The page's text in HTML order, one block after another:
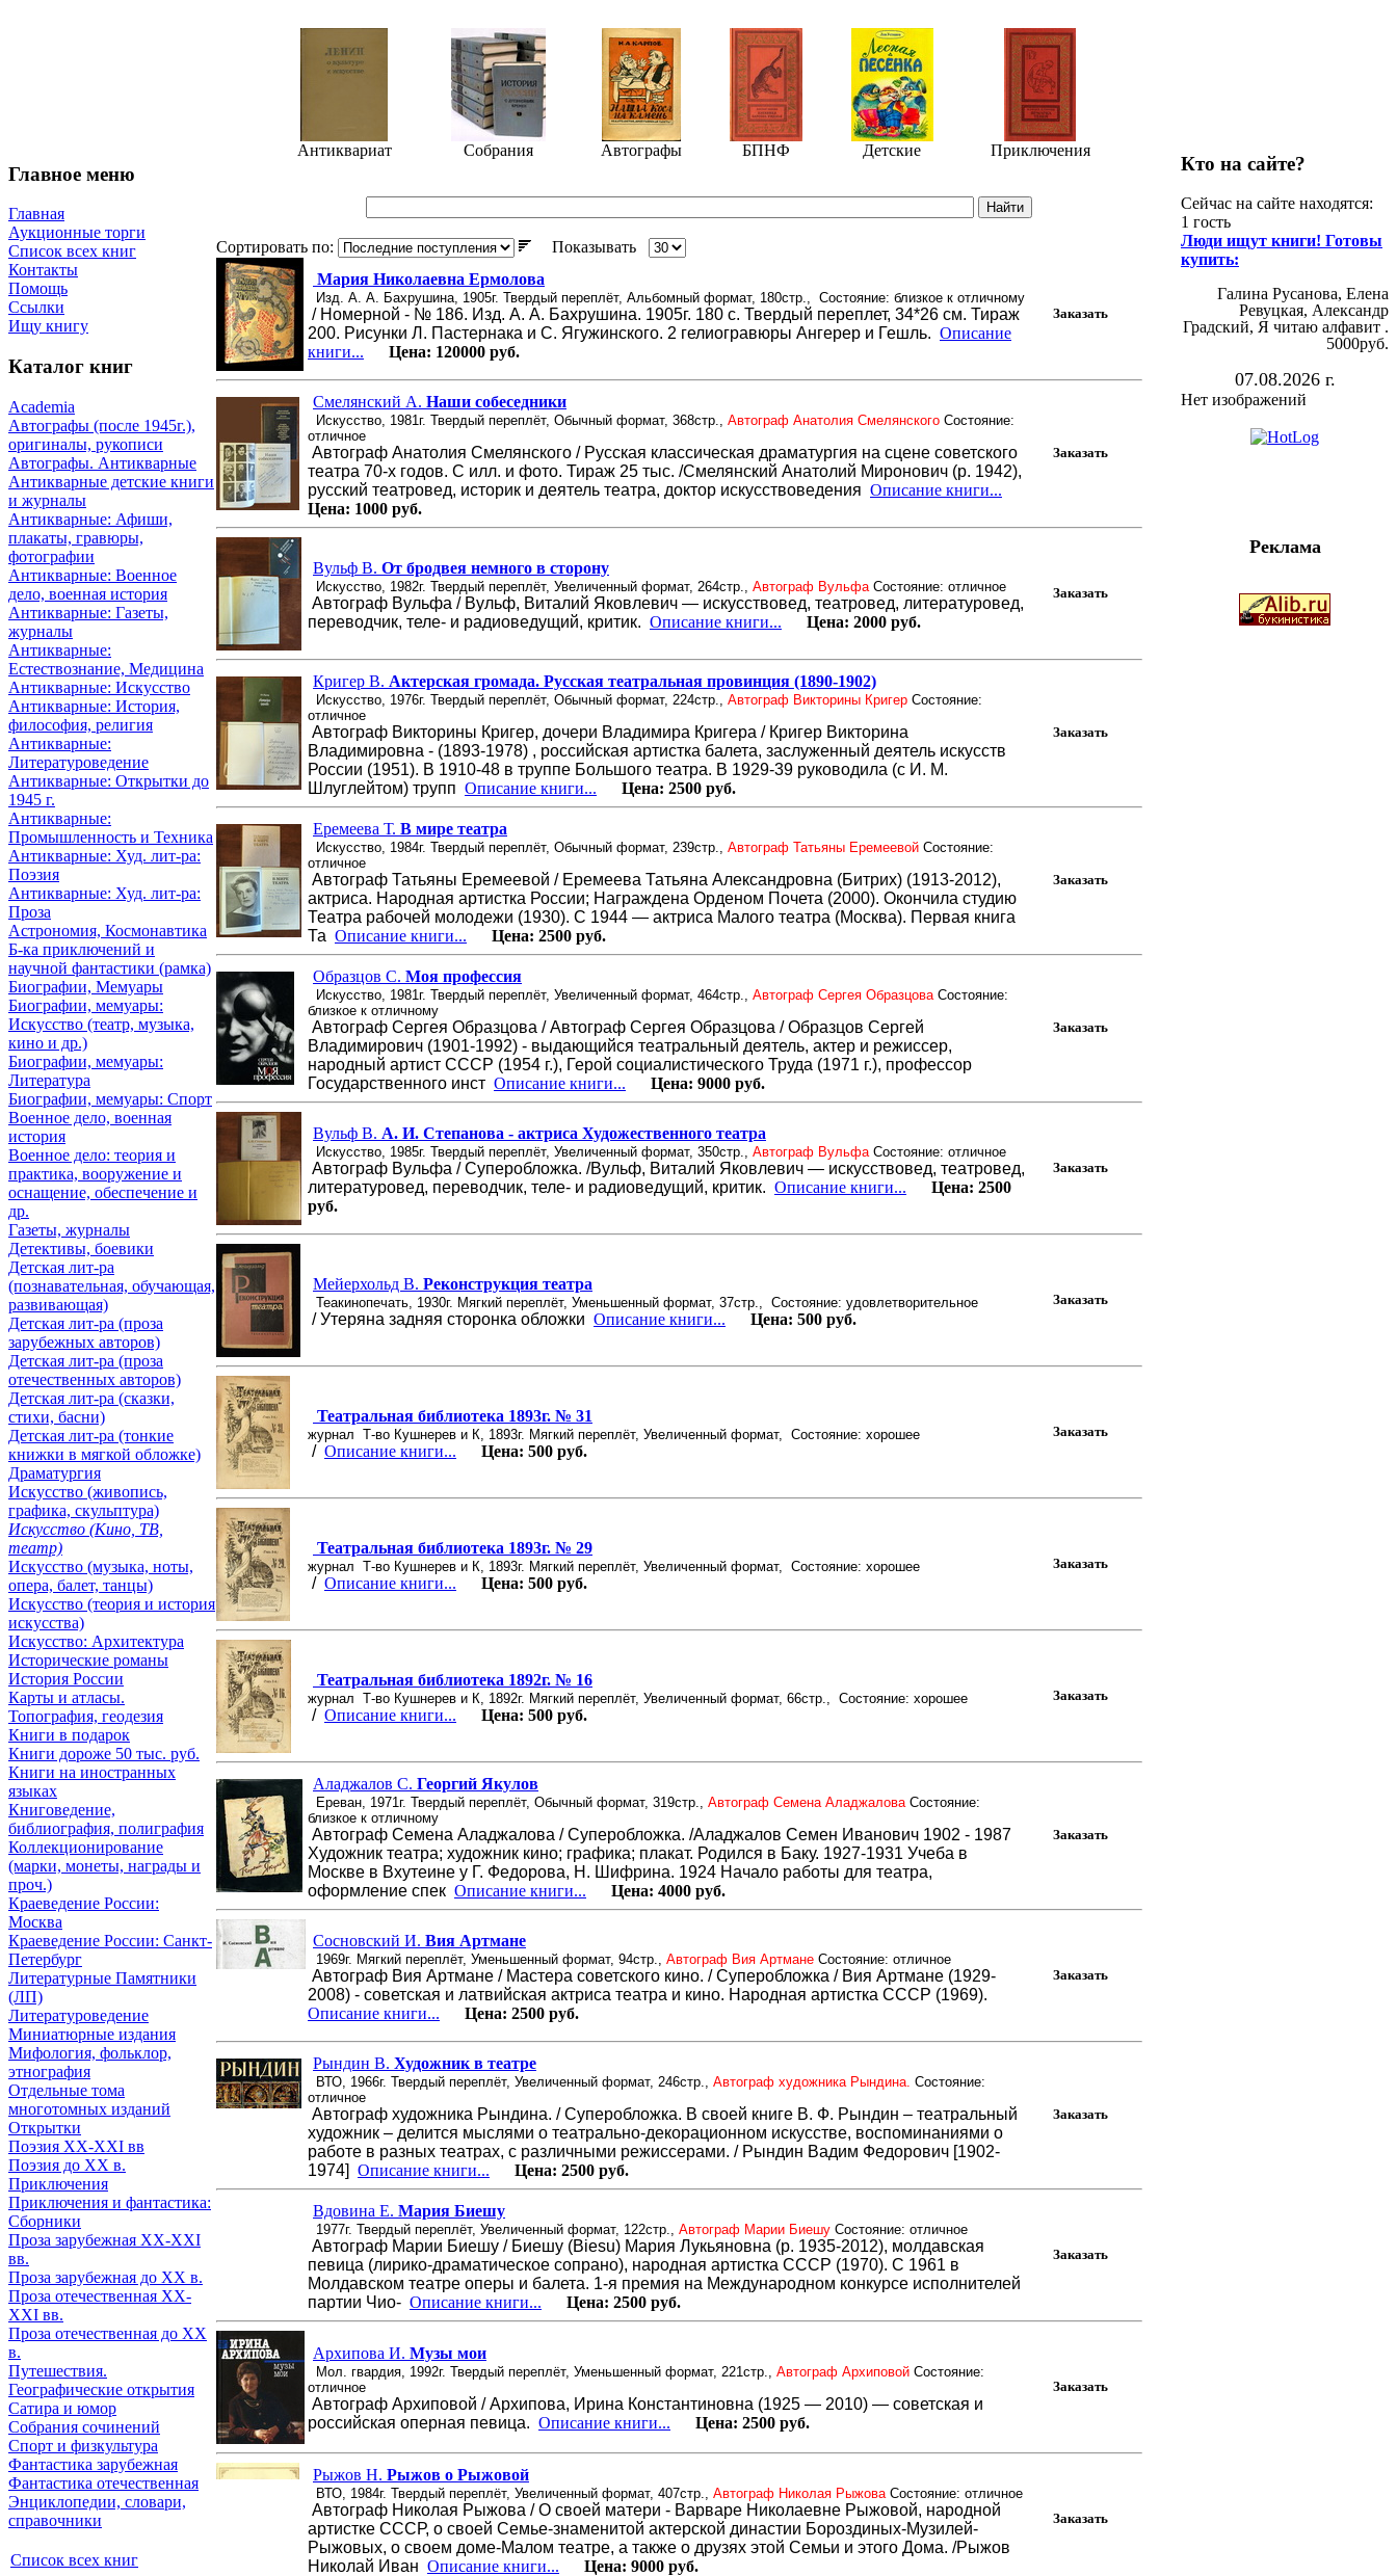
Главное меню
Главная
Аукционные торги
Список всех книг
Контакты
Помощь
Ссылки
Ищу книгу
Каталог книг
Academia
Автографы (после 1945г.),
оригиналы, рукописи
Автографы. Антикварные
Антикварные детские книги
и журналы
Антикварные: Афиши,
плакаты, гравюры,
фотографии
Антикварные: Военное
дело, военная история
Антикварные: Газеты,
журналы
Антикварные:
Естествознание, Медицина
Антикварные: Искусство
Антикварные: История,
философия, религия
Антикварные:
Литературоведение
Антикварные: Открытки до
1945 г.
Антикварные:
Промышленность и Техника
Антикварные: Худ. лит-ра:
Поэзия
Антикварные: Худ. лит-ра:
Проза
Астрономия, Космонавтика
Б-ка приключений и
научной фантастики (рамка)
Биографии, Мемуары
Биографии, мемуары:
Искусство (театр, музыка,
кино и др.)
Биографии, мемуары:
Литература
Биографии, мемуары: Спорт
Военное дело, военная
история
Военное дело: теория и
практика, вооружение и
оснащение, обеспечение и
др.
Газеты, журналы
Детективы, боевики
Детская лит-ра
(познавательная, обучающая,
развивающая)
Детская лит-ра (проза
зарубежных авторов)
Детская лит-ра (проза
отечественных авторов)
Детская лит-ра (сказки,
стихи, басни)
Детская лит-ра (тонкие
книжки в мягкой обложке)
Драматургия
Искусствo (живопись,
графика, скульптура)
Искусствo (Кино, ТВ,
театр)
Искусствo (музыка, ноты,
опера, балет, танцы)
Искусствo (теория и история
искусства)
Искусство: Архитектура
Исторические романы
История России
Карты и атласы.
Топография, геодезия
Книги в подарок
Книги дороже 50 тыс. руб.
Книги на иностранных
языках
Книговедение,
библиография, полиграфия
Коллекционирование
(марки, монеты, награды и
проч.)
Краеведение России:
Москва
Краеведение России: Санкт-
Петербург
Литературные Памятники
(ЛП)
Литературоведение
Миниатюрные издания
Мифология, фольклор,
этнография
Отдельные тома
многотомных изданий
Открытки
Поэзия XX-XXI вв
Поэзия до XX в.
Приключения
Приключения и фантастика:
Сборники
Проза зарубежная XX-XXI
вв.
Проза зарубежная до XX в.
Проза отечественная XX-
XXI вв.
Проза отечественная до XX
в.
Путешествия.
Географические открытия
Сатира и юмор
Собрания сочинений
Спорт и физкультура
Фантастика зарубежная
Фантастика отечественная
Энциклопедии, cловари,
справочники
Список всех книг
Антиквариат Собрания Автографы БПНФ Детские Приключения
Сортировать по:
Показывать
Мария Николаевна Ермолова
Изд. А. А. Бахрушина, 1905г. Твердый переплёт, Альбомный формат, 180стр., Состояние: близкое к отличному
/ Номерной - № 186. Изд. А. А. Бахрушина. 1905г. 180 с. Твердый переплет, 34*26 см. Тираж
200. Рисунки Л. Пастернака и С. Ягужинского. 2 гелиогравюры Ангерер и Гешль. Описание
книги... Цена: 120000 руб.
Смелянский А. Наши собеседники
Искусство, 1981г. Твердый переплёт, Обычный формат, 368стр., Автограф Анатолия Смелянского Состояние:
отличное
Автограф Анатолия Смелянского / Русская классическая драматургия на сцене советского
театра 70-х годов. С илл. и фото. Тираж 25 тыс. /Смелянский Анатолий Миронович (р. 1942),
русский театровед, историк и деятель театра, доктор искусствоведения Описание книги...
Цена: 1000 руб.
Вульф В. От бродвея немного в сторону
Искусство, 1982г. Твердый переплёт, Увеличенный формат, 264стр., Автограф Вульфа Состояние: отличное
Автограф Вульфа / Вульф, Виталий Яковлевич — искусствовед, театровед, литературовед,
переводчик, теле- и радиоведущий, критик. Описание книги... Цена: 2000 руб.
Кригер В. Актерская громада. Русская театральная провинция (1890-1902)
Искусство, 1976г. Твердый переплёт, Обычный формат, 224стр., Автограф Викторины Кригер Состояние:
отличное
Автограф Викторины Кригер, дочери Владимира Кригера / Кригер Викторина
Владимировна - (1893-1978) , российская артистка балета, заслуженный деятель искусств
России (1951). В 1910-48 в труппе Большого театра. В 1929-39 руководила (с И. М.
Шлуглейтом) трупп Описание книги... Цена: 2500 руб.
Еремеева Т. В мире театра
Искусство, 1984г. Твердый переплёт, Обычный формат, 239стр., Автограф Татьяны Еремеевой Состояние:
отличное
Автограф Татьяны Еремеевой / Еремеева Татьяна Александровна (Битрих) (1913-2012),
актриса. Народная артистка России; Награждена Орденом Почета (2000). Окончила студию
Театра рабочей молодежи (1930). С 1944 — актриса Малого театра (Москва). Первая книга
Та Описание книги... Цена: 2500 руб.
Образцов С. Моя профессия
Искусство, 1981г. Твердый переплёт, Увеличенный формат, 464стр., Автограф Сергея Образцова Состояние:
близкое к отличному
Автограф Сергея Образцова / Автограф Сергея Образцова / Образцов Сергей
Владимирович (1901-1992) - выдающийся театральный деятель, актер и режиссер,
народный артист СССР (1954 г.), Герой социалистического Труда (1971 г.), профессор
Государственного инст Описание книги... Цена: 9000 руб.
Вульф В. А. И. Степанова - актриса Художественного театра
Искусство, 1985г. Твердый переплёт, Увеличенный формат, 350стр., Автограф Вульфа Состояние: отличное
Автограф Вульфа / Суперобложка. /Вульф, Виталий Яковлевич — искусствовед, театровед,
литературовед, переводчик, теле- и радиоведущий, критик. Описание книги... Цена: 2500
руб.
Мейерхольд В. Реконструкция театра
Теакинопечать, 1930г. Мягкий переплёт, Уменьшенный формат, 37стр., Состояние: удовлетворительное
/ Утеряна задняя сторонка обложки Описание книги... Цена: 500 руб.
Театральная библиотека 1893г. № 31
журнал Т-во Кушнерев и К, 1893г. Мягкий переплёт, Увеличенный формат, Состояние: хорошее
/ Описание книги... Цена: 500 руб.
Театральная библиотека 1893г. № 29
журнал Т-во Кушнерев и К, 1893г. Мягкий переплёт, Увеличенный формат, Состояние: хорошее
/ Описание книги... Цена: 500 руб.
Театральная библиотека 1892г. № 16
журнал Т-во Кушнерев и К, 1892г. Мягкий переплёт, Увеличенный формат, 66стр., Состояние: хорошее
/ Описание книги... Цена: 500 руб.
Аладжалов С. Георгий Якулов
Ереван, 1971г. Твердый переплёт, Обычный формат, 319стр., Автограф Семена Аладжалова Состояние:
близкое к отличному
Автограф Семена Аладжалова / Суперобложка. /Аладжалов Семен Иванович 1902 - 1987
Художник театра; художник кино; графика; плакат. Родился в Баку. 1927-1931 Учеба в
Москве в Вхутеине у Г. Федорова, Н. Шифрина. 1924 Начало работы для театра,
оформление спек Описание книги... Цена: 4000 руб.
Сосновский И. Вия Артмане
1969г. Мягкий переплёт, Уменьшенный формат, 94стр., Автограф Вия Артмане Состояние: отличное
Автограф Вия Артмане / Мастера советского кино. / Суперобложка / Вия Артмане (1929-
2008) - советская и латвийская актриса театра и кино. Народная артистка СССР (1969).
Описание книги... Цена: 2500 руб.
Рындин В. Художник в театре
ВТО, 1966г. Твердый переплёт, Увеличенный формат, 246стр., Автограф художника Рындина. Состояние:
отличное
Автограф художника Рындина. / Суперобложка. В своей книге В. Ф. Рындин – театральный
художник – делится мыслями о театрально-декорационном искусстве, воспоминаниями о
работе в разных театрах, с различными режиссерами. / Рындин Вадим Федорович [1902-
1974] Описание книги... Цена: 2500 руб.
Вдовина Е. Мария Биешу
1977г. Твердый переплёт, Увеличенный формат, 122стр., Автограф Марии Биешу Состояние: отличное
Автограф Марии Биешу / Биешу (Biesu) Мария Лукьяновна (р. 1935-2012), молдавская
певица (лирико-драматическое сопрано), народная артистка СССР (1970). С 1961 в
Молдавском театре оперы и балета. 1-я премия на Международном конкурсе исполнителей
партии Чио- Описание книги... Цена: 2500 руб.
Архипова И. Музы мои
Мол. гвардия, 1992г. Твердый переплёт, Уменьшенный формат, 221стр., Автограф Архиповой Состояние:
отличное
Автограф Архиповой / Архипова, Ирина Константиновна (1925 — 2010) — советская и
российская оперная певица. Описание книги... Цена: 2500 руб.
Рыжов Н. Рыжов о Рыжовой
ВТО, 1984г. Твердый переплёт, Увеличенный формат, 407стр., Автограф Николая Рыжова Состояние: отличное
Автограф Николая Рыжова / О своей матери - Варваре Николаевне Рыжовой, народной
артистке СССР, о своей Семье-знаменитой актерской династии Бороздиных-Музилей-
Рыжовых, о своем доме-Малом театре, а также о друзях этой Семьи и этого Дома. /Рыжов
Николай Иван Описание книги... Цена: 9000 руб.
Кто на сайте?
Сейчас на сайте находятся:
1 гость
Люди ищут книги! Готовы
купить:
Галина Русанова, Елена
Ревуцкая, Александр
Градский, Я читаю алфавит .
5000руб.
07.08.2026 г.
Нет изображений
Реклама